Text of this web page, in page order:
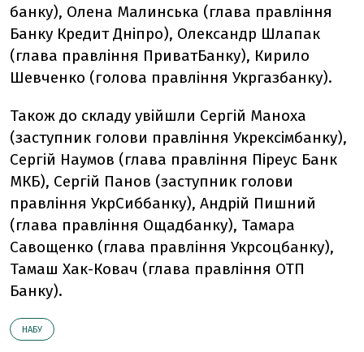
банку), Олена Малинська (глава правління
Банку Кредит Дніпро), Олександр Шлапак
(глава правління ПриватБанку), Кирило
Шевченко (голова правління Укргазбанку).
Також до складу увійшли Сергій Маноха
(заступник голови правління Укрексімбанку),
Сергій Наумов (глава правління Піреус Банк
МКБ), Сергій Панов (заступник голови
правління УкрСиббанку), Андрій Пишний
(глава правління Ощадбанку), Тамара
Савощенко (глава правління Укрсоцбанку),
Тамаш Хак-Ковач (глава правління ОТП
Банку).
НАБУ